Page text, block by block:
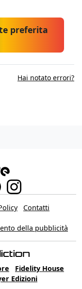
preferita
Hai notato errori?
Contatti
della pubblicità
Fidelity House
Edizioni